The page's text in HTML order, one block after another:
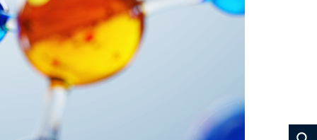
Estero
Filippine: missione
Manila, 5-7 ottobre 2026